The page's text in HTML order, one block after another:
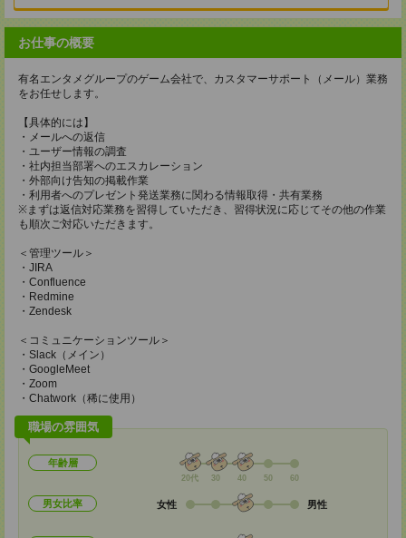
お仕事の概要
有名エンタメグループのゲーム会社で、カスタマーサポート（メール）業務
をお任せします。
【具体的には】
・メールへの返信
・ユーザー情報の調査
・社内担当部署へのエスカレーション
・外部向け告知の掲載作業
・利用者へのプレゼント発送業務に関わる情報取得・共有業務
※まずは返信対応業務を習得していただき、習得状況に応じてその他の作業
も順次ご対応いただきます。
＜管理ツール＞
・JIRA
・Confluence
・Redmine
・Zendesk
＜コミュニケーションツール＞
・Slack（メイン）
・GoogleMeet
・Zoom
・Chatwork（稀に使用）
職場の雰囲気
年齢層
20代 30 40 50 60
男女比率 女性 男性